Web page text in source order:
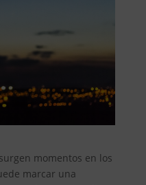
momentos en los
marcar una